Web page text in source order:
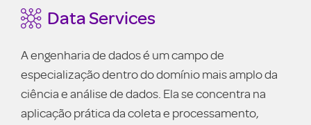
Data Services
A engenharia de dados é um campo de
especialização dentro do domínio mais amplo da
ciência e análise de dados. Ela se concentra na
aplicação prática da coleta e processamento,